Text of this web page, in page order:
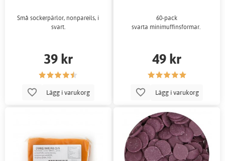
Små sockerpärlor, nonpareils, i
svart.
39 kr
Lägg i varukorg
60-pack
svarta minimuffinsformar.
49 kr
Lägg i varukorg